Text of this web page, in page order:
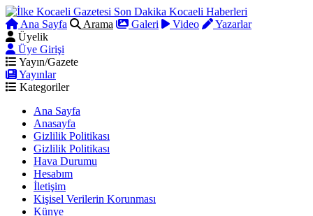
Ana Sayfa Arama Galeri Video
Yazarlar
Üyelik
Üye Girişi
Yayın/Gazete
Yayınlar
Kategoriler
Ana Sayfa
Anasayfa
Gizlilik Politikası
Gizlilik Politikası
Hava Durumu
Hesabım
İletişim
Kişisel Verilerin Korunması
Künye